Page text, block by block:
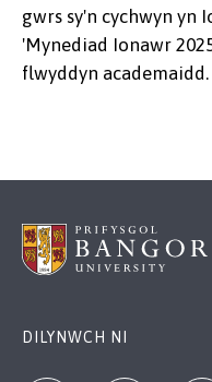
gwrs sy'n cychwyn yn
'Mynediad Ionawr
flwyddyn academaidd.
DILYNWCH NI